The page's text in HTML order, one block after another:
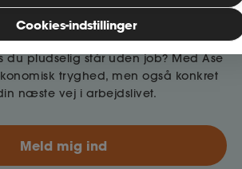
arbejder du i en sektor præget af
krav og stor faglig dedikation. Men
du pludselig står uden job? Med Ase
tryghed, men også konkret
næste vej i arbejdslivet.
Meld mig ind
Cookies-indstillinger